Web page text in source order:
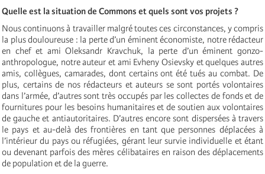
Quelle est la situation de Commons et quels sont vos projets ?
Nous continuons à travailler malgré toutes ces circonstances, y compris
la plus douloureuse : la perte d’un éminent économiste, notre rédacteur
en chef et ami Oleksandr Kravchuk, la perte d’un éminent gonzo-
anthropologue, notre auteur et ami Evheny Osievsky et quelques autres
amis, collègues, camarades, dont certains ont été tués au combat. De
plus, certains de nos rédacteurs et auteurs se sont portés volontaires
dans l’armée, d’autres sont très occupés par les collectes de fonds et de
fournitures pour les besoins humanitaires et de soutien aux volontaires
de gauche et antiautoritaires. D’autres encore sont dispersées à travers
le pays et au-delà des frontières en tant que personnes déplacées à
l’intérieur du pays ou réfugiées, gérant leur survie individuelle et étant
ou devenant parfois des mères célibataires en raison des déplacements
de population et de la guerre.